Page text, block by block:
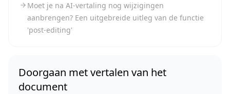
Moet je na AI-vertaling nog wijzigingen
aanbrengen? Een uitgebreide uitleg van de functie
'post-editing'
Doorgaan met vertalen van het
document